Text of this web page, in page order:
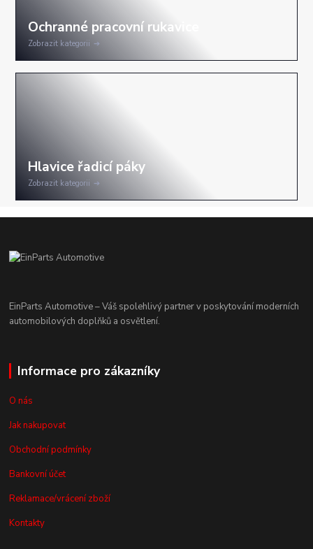
Zobrazit kategorii
Zobrazit kategorii
EinParts Automotive – Váš spolehlivý partner v poskytování moderních
automobilových doplňků a osvětlení.
Informace pro zákazníky
O nás
Jak nakupovat
Obchodní podmínky
Bankovní účet
Reklamace/vrácení zboží
Kontakty